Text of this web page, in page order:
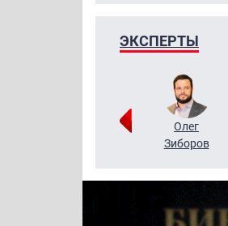
ЭКСПЕРТЫ
Григорий
Олег
Зиборов